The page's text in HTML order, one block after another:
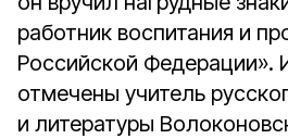
работник воспитания и
Российской Федерации».
отмечены учитель
и литературы